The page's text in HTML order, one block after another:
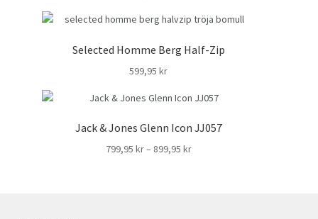
Selected Homme Berg Half-Zip
599,95 kr
Jack & Jones Glenn Icon JJ057
799,95 kr– 899,95 krPrisintervall: